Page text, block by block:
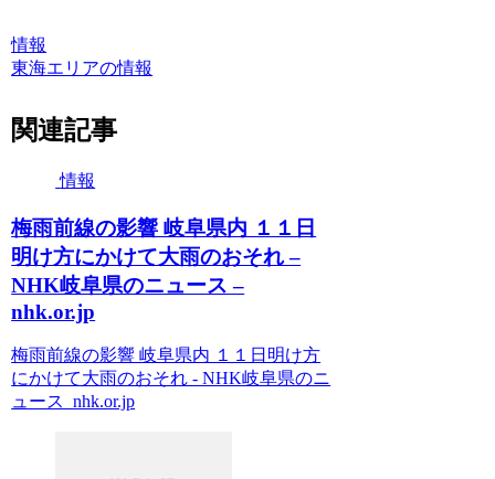
情報
東海エリアの情報
関連記事
情報
梅雨前線の影響 岐阜県内 １１日
明け方にかけて大雨のおそれ –
NHK岐阜県のニュース –
nhk.or.jp
梅雨前線の影響 岐阜県内 １１日明け方
にかけて大雨のおそれ - NHK岐阜県のニ
ュース nhk.or.jp